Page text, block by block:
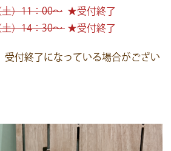
）11：00～ ★受付終了
）14：30～ ★受付終了
付終了になっている場合がござい